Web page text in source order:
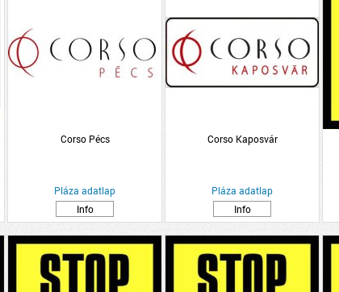
Corso Pécs
Pláza adatlap
Info
Corso Kaposvár
Pláza adatlap
Info